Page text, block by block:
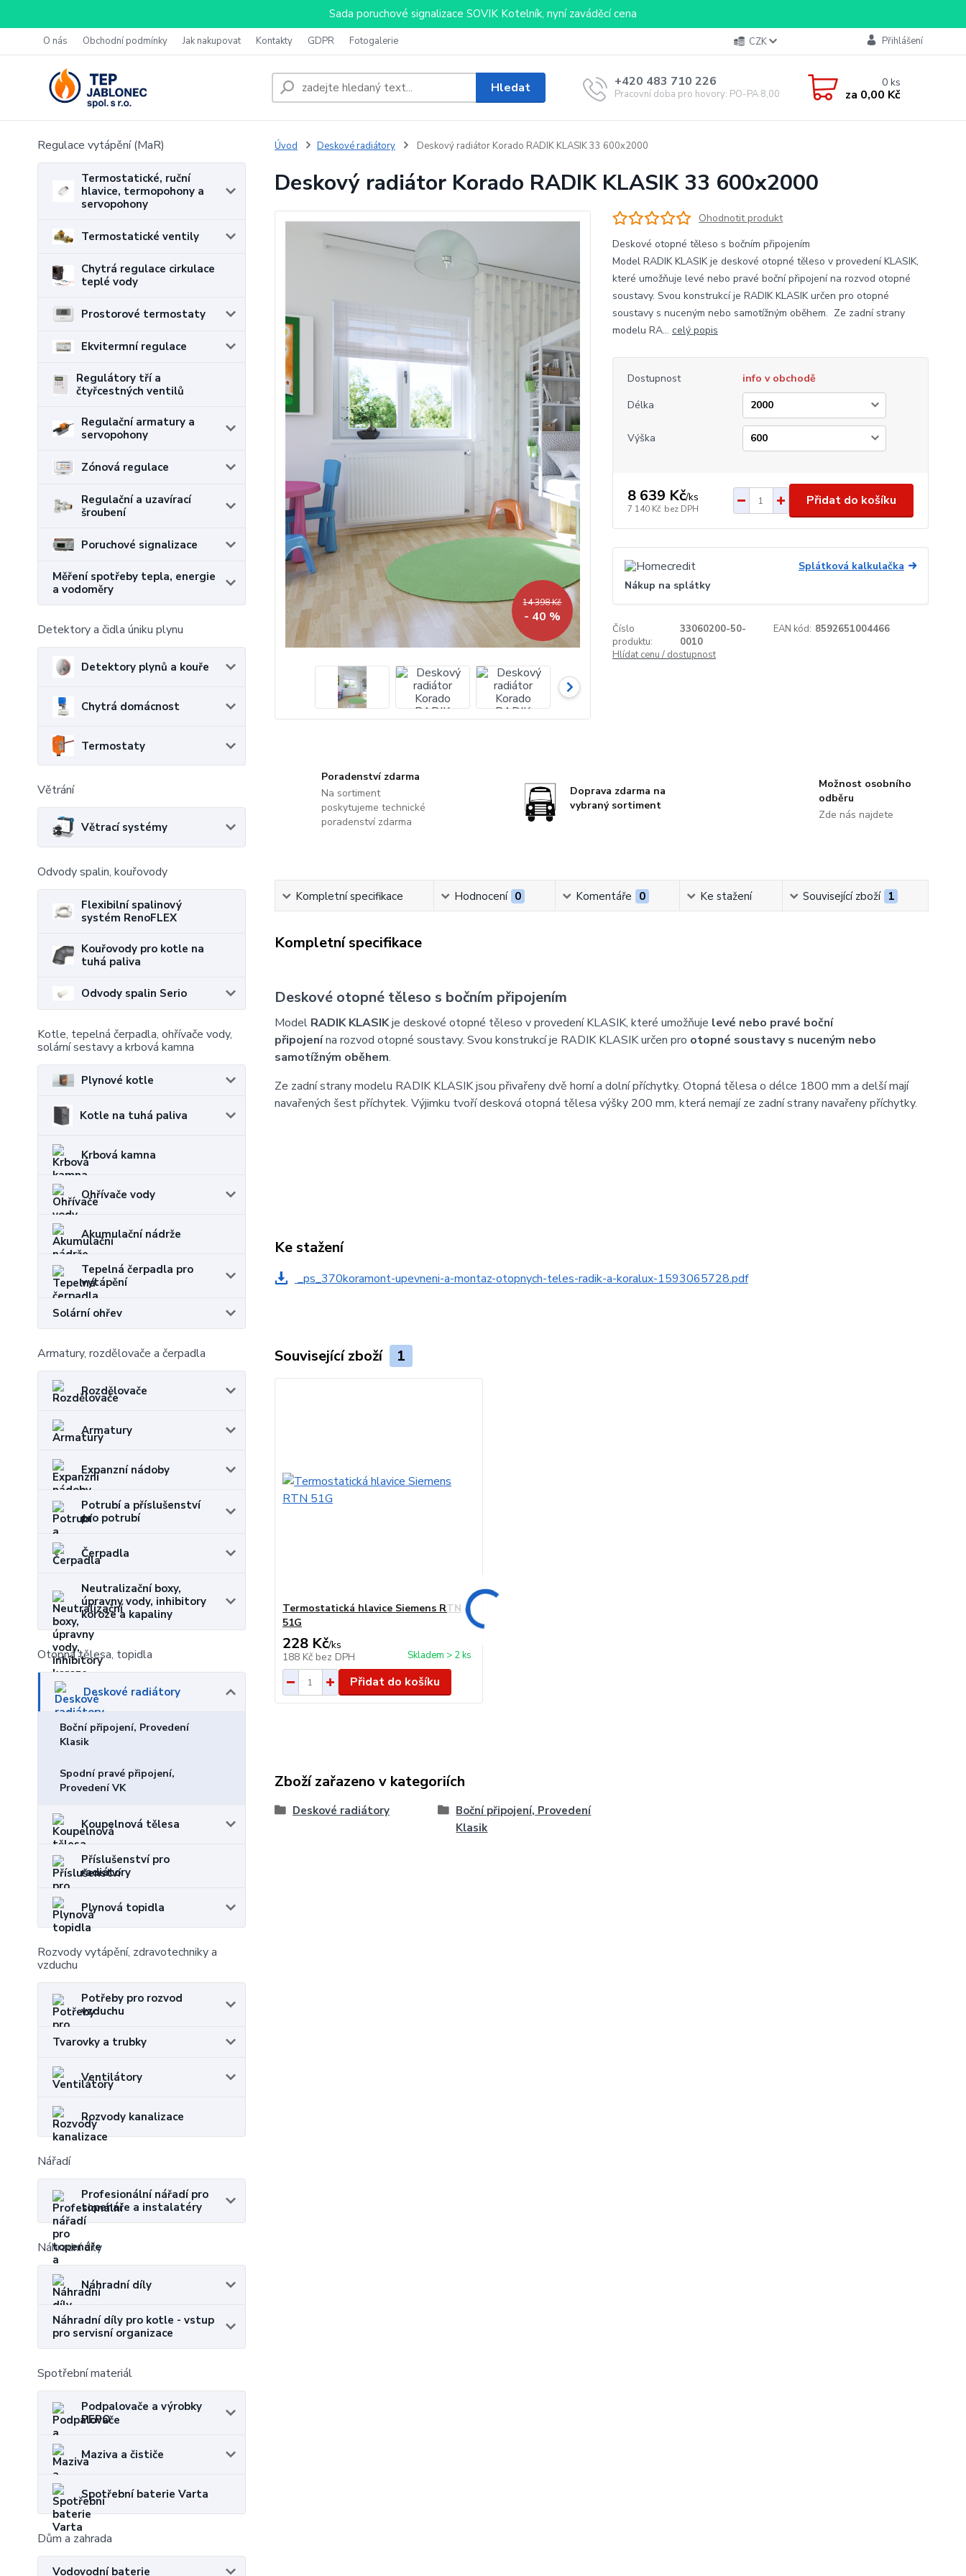
Sada poruchové signalizace SOVIK Kotelník, nyní zaváděcí cena
O nás Obchodní podmínky Jak nakupovat Kontakty GDPR Fotogalerie CZK Přihlášení
Hledat +420 483 710 226
Pracovní doba pro hovory: PO-PA 8,00-16,00
0ks
za 0,00 Kč
Regulace vytápění (MaR)
Termostatické, ruční
hlavice, termopohony a
servopohony
Termostatické ventily
Chytrá regulace cirkulace
teplé vody
Prostorové termostaty
Ekvitermní regulace
Regulátory tří a
čtyřcestných ventilů
Regulační armatury a
servopohony
Zónová regulace
Regulační a uzavírací
šroubení
Poruchové signalizace
Měření spotřeby tepla, energie
a vodoměry
Detektory a čidla úniku plynu
Detektory plynů a kouře
Chytrá domácnost
Termostaty
Větrání
Větrací systémy
Odvody spalin, kouřovody
Flexibilní spalinový
systém RenoFLEX
Kouřovody pro kotle na
tuhá paliva
Odvody spalin Serio
Kotle, tepelná čerpadla, ohřívače vody,
solární sestavy a krbová kamna
Plynové kotle
Kotle na tuhá paliva
Krbová kamna
Ohřívače vody
Akumulační nádrže
Tepelná čerpadla pro
vytápění
Solární ohřev
Armatury, rozdělovače a čerpadla
Rozdělovače
Armatury
Expanzní nádoby
Potrubí a příslušenství
pro potrubí
Čerpadla
Neutralizační boxy,
úpravny vody, inhibitory
koroze a kapaliny
Otopná tělesa, topidla
Deskové radiátory
Boční připojení, Provedení
Klasik
Spodní pravé připojení,
Provedení VK
Koupelnová tělesa
Příslušenství pro
radiátory
Plynová topidla
Rozvody vytápění, zdravotechniky a
vzduchu
Potřeby pro rozvod
vzduchu
Tvarovky a trubky
Ventilátory
Rozvody kanalizace
Nářadí
Profesionální nářadí pro
topenáře a instalatéry
Náhradní díly
Náhradní díly
Náhradní díly pro kotle - vstup
pro servisní organizace
Spotřební materiál
Podpalovače a výrobky
PEPO
Maziva a čističe
Spotřební baterie Varta
Dům a zahrada
Vodovodní baterie
Úvod Deskové radiátory Deskový radiátor Korado RADIK KLASIK 33 600x2000
Deskový radiátor Korado RADIK KLASIK 33 600x2000
14 398 Kč
- 40 %
Ohodnotit produkt
Deskové otopné těleso s bočním připojením
Model RADIK KLASIK je deskové otopné těleso v provedení KLASIK,
které umožňuje levé nebo pravé boční připojení na rozvod otopné
soustavy. Svou konstrukcí je RADIK KLASIK určen pro otopné
soustavy s nuceným nebo samotížným oběhem. Ze zadní strany
modelu RA... celý popis
Dostupnost
info v obchodě
Délka
Výška
8 639 Kč/ks
7 140 Kč bez DPH
Přidat do košíku
Splátková kalkulačka
Nákup na splátky
Číslo
produktu:
33060200-50-
0010
EAN kód: 8592651004466
Hlídat cenu / dostupnost
Poradenství zdarma
Na sortiment
poskytujeme technické
poradenství zdarma
Doprava zdarma na
vybraný sortiment
Možnost osobního
odběru
Zde nás najdete
Kompletní specifikace Hodnocení 0 Komentáře 0 Ke stažení Související zboží 1
Kompletní specifikace
Deskové otopné těleso s bočním připojením
Model RADIK KLASIKje deskové otopné těleso v provedení KLASIK, které umožňuje levé nebo pravé boční
připojenína rozvod otopné soustavy. Svou konstrukcí je RADIK KLASIK určen pro otopné soustavy s nuceným nebo
samotížným oběhem.
Ze zadní strany modelu RADIK KLASIK jsou přivařeny dvě horní a dolní příchytky. Otopná tělesa o délce 1800 mm a delší mají
navařených šest příchytek. Výjimku tvoří desková otopná tělesa výšky 200 mm, která nemají ze zadní strany navařeny příchytky.
Ke stažení
_ps_370koramont-upevneni-a-montaz-otopnych-teles-radik-a-koralux-1593065728.pdf
Související zboží 1
Termostatická hlavice Siemens RTN
51G
228 Kč/ks
188 Kč bez DPH Skladem > 2 ks
Přidat do košíku
Zboží zařazeno v kategoriích
Deskové radiátory
Boční připojení, Provedení
Klasik